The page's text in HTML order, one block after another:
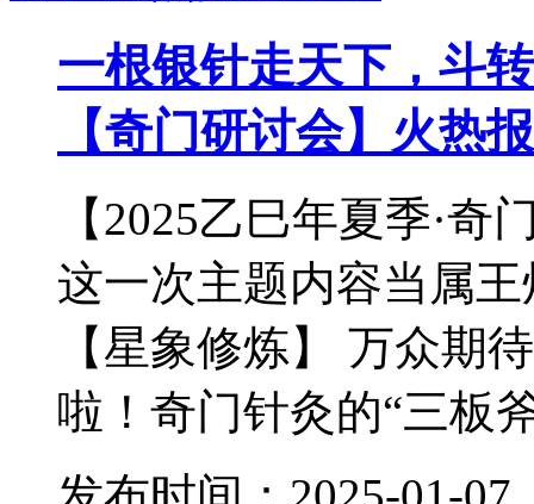
一根银针走天下，斗
【奇门研讨会】火热
【2025乙巳年夏季·
这一次主题内容当属
【星象修炼】 万众期
啦！奇门针灸的“三板